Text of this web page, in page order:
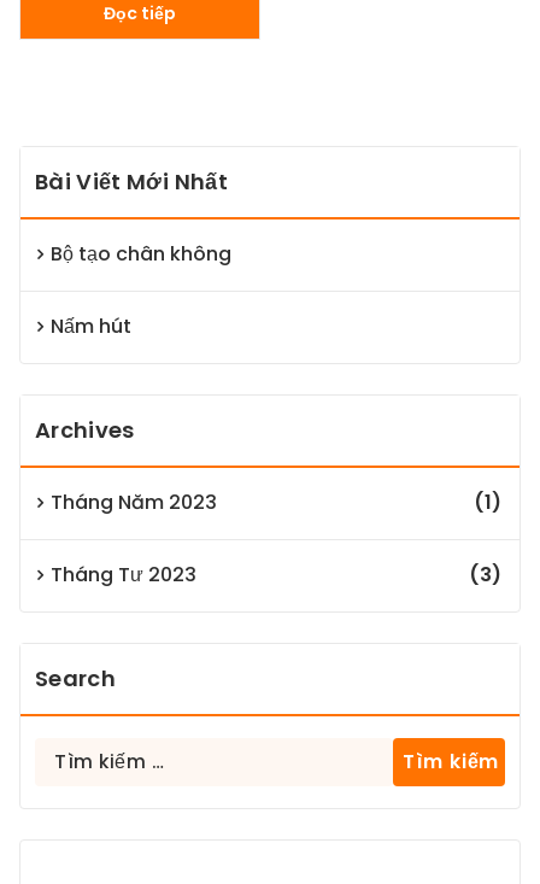
Đọc tiếp
Bài Viết Mới Nhất
Bộ tạo chân không
Nấm hút
Archives
Tháng Năm 2023 (1)
Tháng Tư 2023 (3)
Search
Tìm